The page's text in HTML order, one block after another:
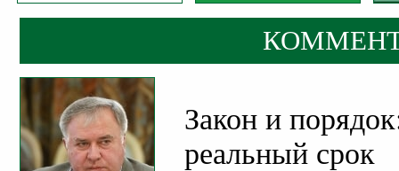
Закон и
реальный срок